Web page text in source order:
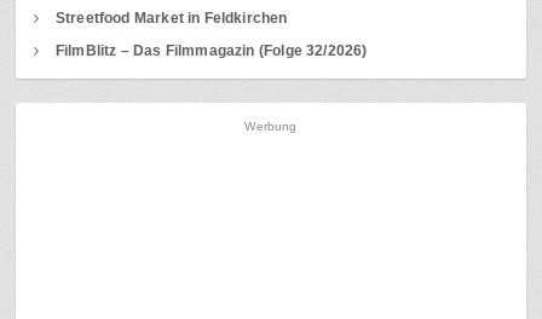
Streetfood Market in Feldkirchen
FilmBlitz – Das Filmmagazin (Folge 32/2026)
Werbung